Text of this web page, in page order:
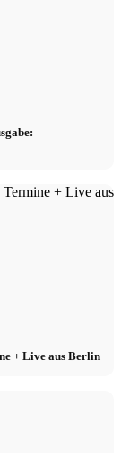
+ Live aus Berlin